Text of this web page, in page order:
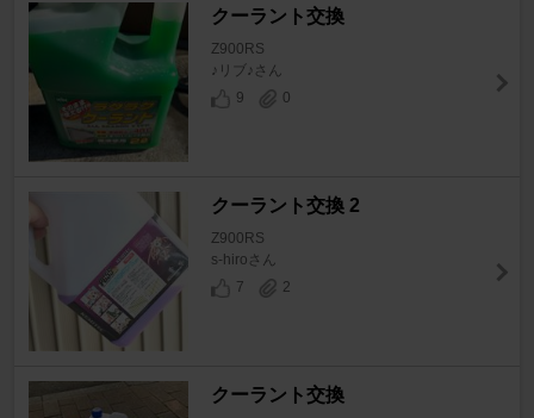
クーラント交換
Z900RS
♪リブ♪さん
9
0
クーラント交換 2
Z900RS
s-hiroさん
7
2
クーラント交換